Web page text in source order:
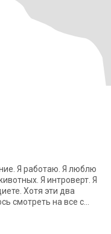
Я работаю. Я люблю
Я интроверт. Я
Хотя эти два
смотреть на все с